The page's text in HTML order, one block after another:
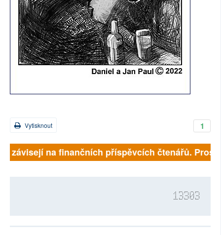
1
Vytisknout
závisejí na finančních příspěvcích čtenářů.
13303